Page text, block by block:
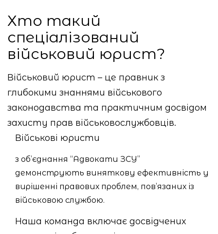
Хто такий
спеціалізований
військовий юрист?
Військовий юрист – це правник з
глибокими знаннями військового
законодавства та практичним досвідом
захисту прав військовослужбовців.
Військові юристи
з об’єднання “Адвокати ЗСУ”
демонструють виняткову ефективність у
вирішенні правових проблем, пов’язаних із
військовою службою.
Наша команда включає досвідчених